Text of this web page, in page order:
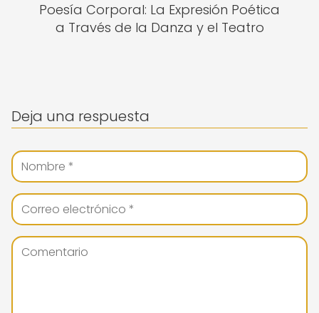
Poesía Corporal: La Expresión Poética
a Través de la Danza y el Teatro
Deja una respuesta